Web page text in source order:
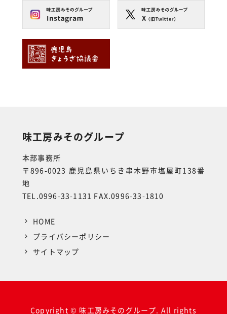
味工房みそのグループ
本部事務所
〒896-0023 鹿児島県いちき串木野市塩屋町138番
地
TEL.0996-33-1131 FAX.0996-33-1810
HOME
プライバシーポリシー
サイトマップ
Copyright © 味工房みそのグループ. All rights